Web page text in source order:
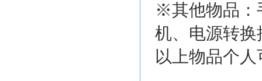
※其他物品：
机、电源转
以上物品个